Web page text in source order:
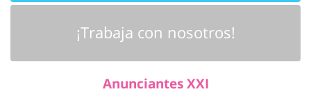
¡Trabaja con nosotros!
Anunciantes XXI